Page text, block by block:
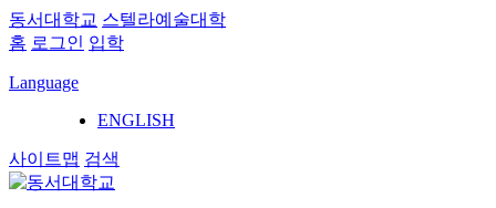
동서대학교 스텔라예술대학
홈 로그인 입학
Language
ENGLISH
사이트맵 검색